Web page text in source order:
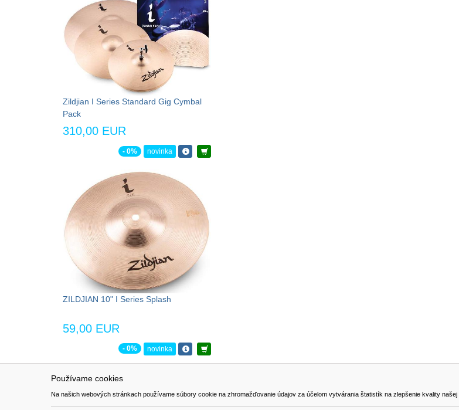
Používame cookies
Na našich webových stránkach používame súbory cookie na zhromažďovanie údajov za účelom vytvárania štatistík na zlepšenie kvality
Zildjian I Series Standard Gig Cymbal
Pack
310,00 EUR
- 0% novinka
ZILDJIAN 10" I Series Splash
59,00 EUR
- 0% novinka